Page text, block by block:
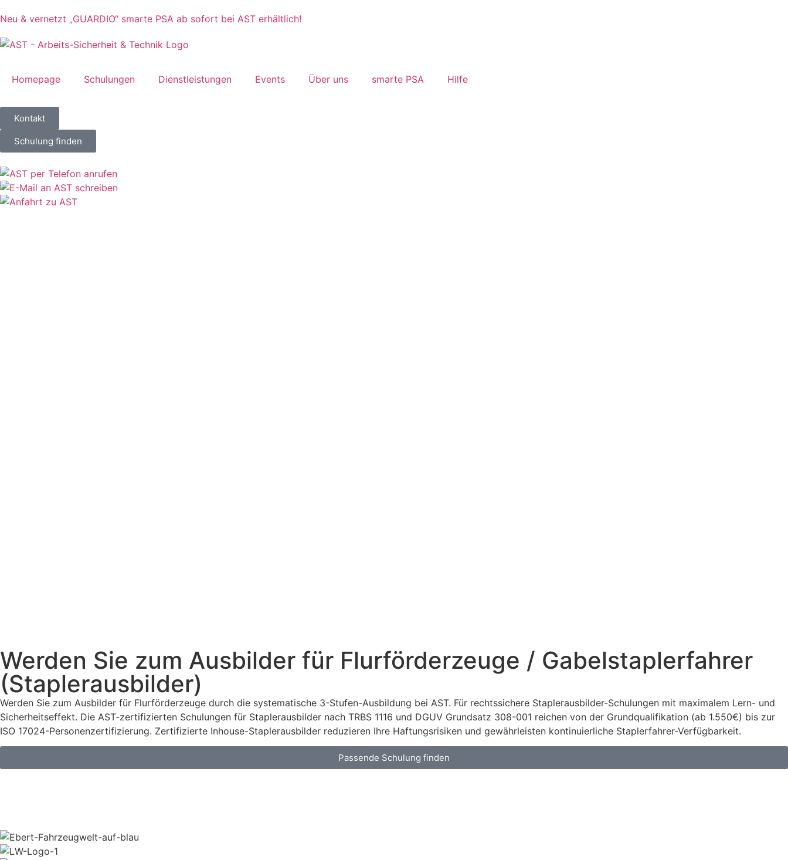
springen
Neu & vernetzt „GUARDIO“ smarte PSA ab sofort bei AST erhältlich!
Homepage Schulungen Dienstleistungen Events Über uns smarte PSA Hilfe
Kontakt
Schulung finden
Werden Sie zum Ausbilder für Flurförderzeuge / Gabelstaplerfahrer
(Staplerausbilder)
Werden Sie zum Ausbilder für Flurförderzeuge durch die systematische 3-Stufen-Ausbildung bei AST. Für rechtssichere Staplerausbilder-Schulungen mit maximalem Lern- und
Sicherheitseffekt. Die AST-zertifizierten Schulungen für Staplerausbilder nach TRBS 1116 und DGUV Grundsatz 308-001 reichen von der Grundqualifikation (ab 1.550€) bis zur
ISO 17024-Personenzertifizierung. Zertifizierte Inhouse-Staplerausbilder reduzieren Ihre Haftungsrisiken und gewährleisten kontinuierliche Staplerfahrer-Verfügbarkeit.
Passende Schulung finden